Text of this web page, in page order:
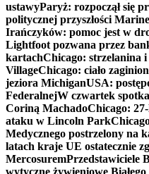
ustawyParyż: rozpoczął się
politycznej przyszłości
Irańczyków: pomoc jest w
Lightfoot pozwana przez
kartachChicago: strzelanina
VillageChicago: ciało
jeziora MichiganUSA:
FederalnejW czwartek
Coriną MachadoChicago:
ataku w Lincoln Park
Medycznego postrzelony na
latach kraje UE ostatecznie
MercosuremPrzedstawiciele
wytyczne żywieniowe